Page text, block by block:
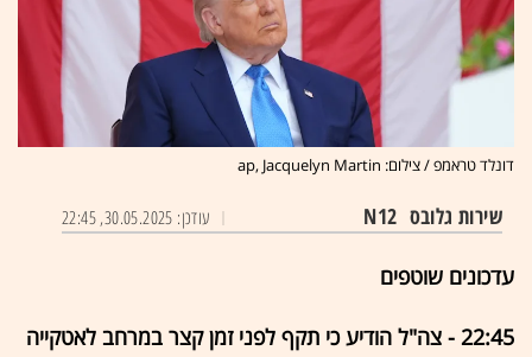
דונלד טראמפ / צילום: ap, Jacquelyn Martin
שירות גלובס N12 עודכן: 30.05.2025, 22:45
עדכונים שוטפים
22:45 - צה"ל הודיע כי תקף לפני זמן קצר במרחב לאטקייה